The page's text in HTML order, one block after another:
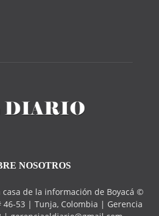
NOSOTROS
casa de la información de Boyacá ©
53 | Tunja, Colombia | Gerencia